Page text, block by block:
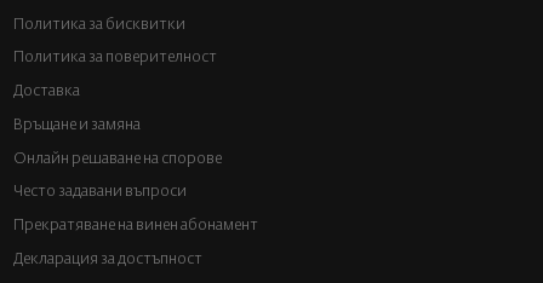
Политика за бисквитки
Политика за поверителност
Доставка
Връщане и замяна
Онлайн решаване на спорове
Често задавани въпроси
Прекратяване на винен абонамент
Декларация за достъпност